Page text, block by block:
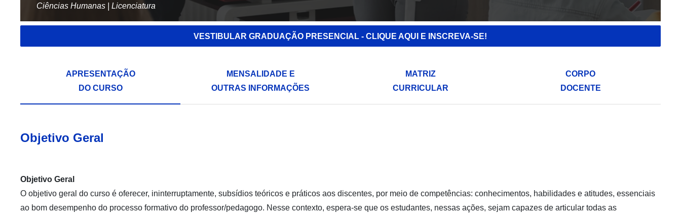
Ciências Humanas | Licenciatura
VESTIBULAR GRADUAÇÃO PRESENCIAL - CLIQUE AQUI E INSCREVA-SE!
APRESENTAÇÃO
DO CURSO
MENSALIDADE E
OUTRAS INFORMAÇÕES
MATRIZ
CURRICULAR
CORPO
DOCENTE
Objetivo Geral
Objetivo Geral
O objetivo geral do curso é oferecer, ininterruptamente, subsídios teóricos e práticos aos discentes, por meio de competências: conhecimentos, habilidades e atitudes, essenciais
ao bom desempenho do processo formativo do professor/pedagogo. Nesse contexto, espera-se que os estudantes, nessas ações, sejam capazes de articular todas as